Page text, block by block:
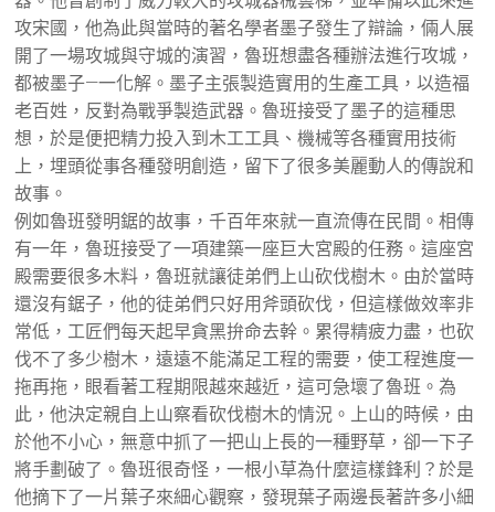
攻宋國，他為此與當時的著名學者墨子發生了辯論，倆人展
開了一場攻城與守城的演習，魯班想盡各種辦法進行攻城，
都被墨子—一化解。墨子主張製造實用的生產工具，以造福
老百姓，反對為戰爭製造武器。魯班接受了墨子的這種思
想，於是便把精力投入到木工工具、機械等各種實用技術
上，埋頭從事各種發明創造，留下了很多美麗動人的傳說和
故事。
例如魯班發明鋸的故事，千百年來就一直流傳在民間。相傳
有一年，魯班接受了一項建築一座巨大宮殿的任務。這座宮
殿需要很多木料，魯班就讓徒弟們上山砍伐樹木。由於當時
還沒有鋸子，他的徒弟們只好用斧頭砍伐，但這樣做效率非
常低，工匠們每天起早貪黑拚命去幹。累得精疲力盡，也砍
伐不了多少樹木，遠遠不能滿足工程的需要，使工程進度一
拖再拖，眼看著工程期限越來越近，這可急壞了魯班。為
此，他決定親自上山察看砍伐樹木的情況。上山的時候，由
於他不小心，無意中抓了一把山上長的一種野草，卻一下子
將手劃破了。魯班很奇怪，一根小草為什麼這樣鋒利？於是
他摘下了一片葉子來細心觀察，發現葉子兩邊長著許多小細